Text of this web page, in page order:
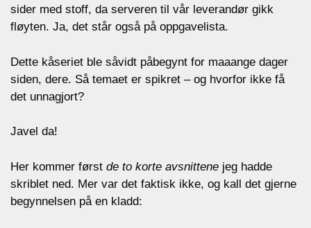
sider med stoff, da serveren til vår leverandør gikk
fløyten. Ja, det står også på oppgavelista.
Dette kåseriet ble såvidt påbegynt for maaange dager
siden, dere. Så temaet er spikret – og hvorfor ikke få
det unnagjort?
Javel da!
Her kommer først de to korte avsnittene jeg hadde
skriblet ned. Mer var det faktisk ikke, og kall det gjerne
begynnelsen på en kladd: